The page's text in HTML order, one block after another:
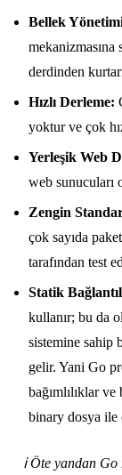
Bellek
mekanizmasına
derdinden
Hızlı Derleme:
yoktur ve çok
Yerleşik Web
web sunucuları
Zengin
çok sayıda
tarafından test
Statik
kullanır; bu da
sistemine sahip
gelir. Yani Go
bağımlılıklar
binary dosya ile
ℹ️ Öte yandan